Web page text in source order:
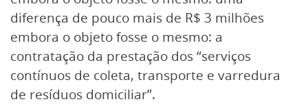
diferença de pouco mais de R$ 3 milhões
embora o objeto fosse o mesmo: a
contratação da prestação dos “serviços
contínuos de coleta, transporte e varredura
de resíduos domiciliar”.